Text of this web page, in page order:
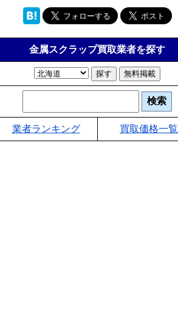
金属スクラップ買取業者を探す
業者ランキング 買取価格一覧